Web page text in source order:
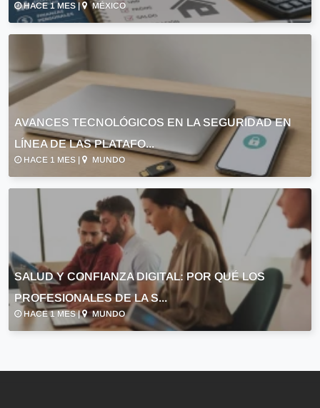
HACE 1 MES | MÉXICO
AVANCES TECNOLÓGICOS EN LA SEGURIDAD EN
LÍNEA DE LAS PLATAFO...
HACE 1 MES | MUNDO
SALUD Y CONFIANZA DIGITAL: POR QUÉ LOS
PROFESIONALES DE LA S...
HACE 1 MES | MUNDO